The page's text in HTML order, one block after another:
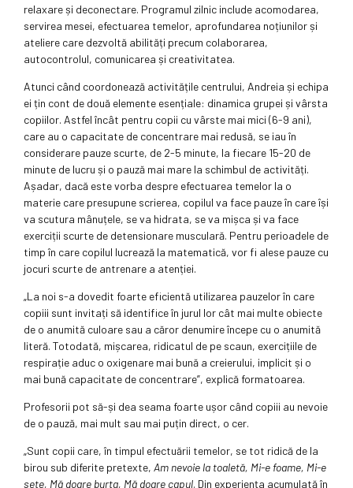
relaxare și deconectare. Programul zilnic include acomodarea,
servirea mesei, efectuarea temelor, aprofundarea noțiunilor și
ateliere care dezvoltă abilități precum colaborarea,
autocontrolul, comunicarea și creativitatea.
Atunci când coordonează activitățile centrului, Andreia și echipa
ei țin cont de două elemente esențiale: dinamica grupei și vârsta
copiilor. Astfel încât pentru copii cu vârste mai mici (6-9 ani),
care au o capacitate de concentrare mai redusă, se iau în
considerare pauze scurte, de 2-5 minute, la fiecare 15-20 de
minute de lucru și o pauză mai mare la schimbul de activități.
Așadar, dacă este vorba despre efectuarea temelor la o
materie care presupune scrierea, copilul va face pauze în care își
va scutura mânuțele, se va hidrata, se va mișca și va face
exerciții scurte de detensionare musculară. Pentru perioadele de
timp în care copilul lucrează la matematică, vor fi alese pauze cu
jocuri scurte de antrenare a atenției.
„La noi s-a dovedit foarte eficientă utilizarea pauzelor în care
copiii sunt invitați să identifice în jurul lor cât mai multe obiecte
de o anumită culoare sau a căror denumire începe cu o anumită
literă. Totodată, mișcarea, ridicatul de pe scaun, exercițiile de
respirație aduc o oxigenare mai bună a creierului, implicit și o
mai bună capacitate de concentrare”, explică formatoarea.
Profesorii pot să-și dea seama foarte ușor când copiii au nevoie
de o pauză, mai mult sau mai puțin direct, o cer.
„Sunt copii care, în timpul efectuării temelor, se tot ridică de la
birou sub diferite pretexte, Am nevoie la toaletă, Mi-e foame, Mi-e
sete, Mă doare burta, Mă doare capul. Din experiența acumulată în